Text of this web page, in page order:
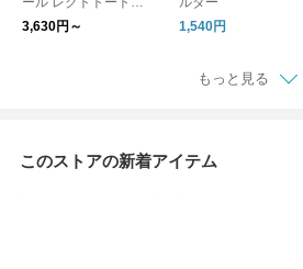
ッグ
3,630円～
1,540円
もっと見る
このストアの新着アイテム